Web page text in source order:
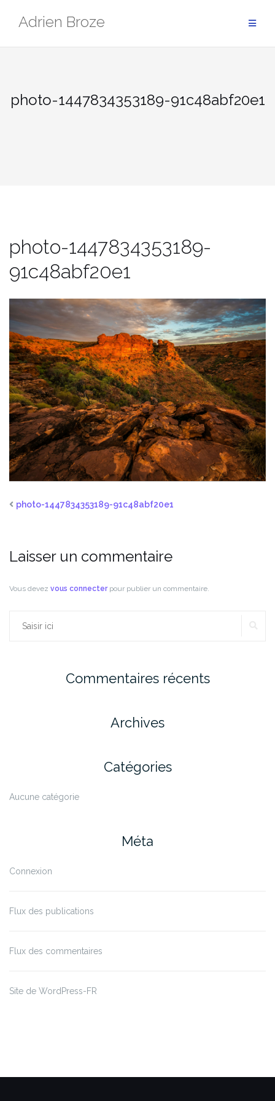
Adrien Broze
photo-1447834353189-91c48abf20e1
photo-1447834353189-
91c48abf20e1
photo-1447834353189-91c48abf20e1
Laisser un commentaire
Vous devez vous connecterpour publier un commentaire.
Rechercher :
Commentaires récents
Archives
Catégories
Aucune catégorie
Méta
Connexion
Flux des publications
Flux des commentaires
Site de WordPress-FR